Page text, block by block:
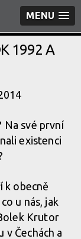
MENU
1992 A
Na své první
existenci
k obecně
u nás, jak
Krutor
v Čechách a